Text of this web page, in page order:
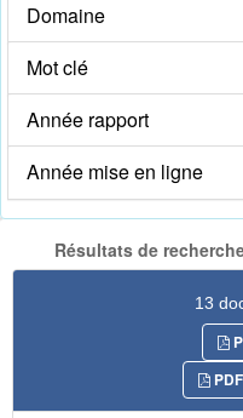
Domaine
Mot clé
Année rapport
Année mise en ligne
Résultats de
13